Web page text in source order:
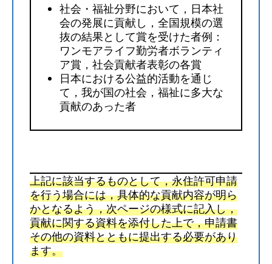
社会・福祉分野において，日本社
会の発展に貢献し，全国規模の選
抜の結果として賞を受けた者例：
ワンモアライフ勤労者ボランティ
ア賞，社会貢献者表彰の各賞
日本における公益的活動を通じ
て，我が国の社会，福祉に多大な
貢献のあった者
上記に該当するものとして，永住許可申請
を行う場合には，具体的な貢献内容が明ら
かとなるよう，次ページの様式に記入し，
貢献に関する資料を添付した上で，申請書
その他の資料とともに提出する必要があり
ます。